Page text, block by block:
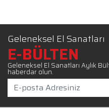
Geleneksel El Sanatları
E-BÜLTEN
Geleneksel El Sanatları Aylık
haberdar olun.